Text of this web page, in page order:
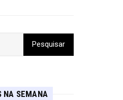
NA SEMANA